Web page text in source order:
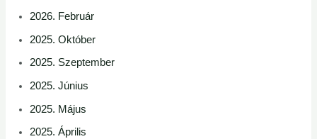
2026. Február
2025. Október
2025. Szeptember
2025. Június
2025. Május
2025. Április